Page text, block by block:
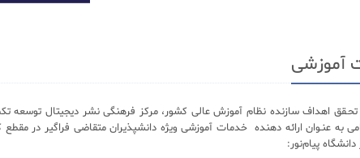
آموزشی
تحـقق اهداف سازنده نظام آموزش عالی کشور، مرکز فرهنگی نشر دیجیتال توسعه
به عنـوان ارائه دهنده خدمات آموزشی ویژه دانشپذیران متقاضی فراگیر در
پیام‌نور: